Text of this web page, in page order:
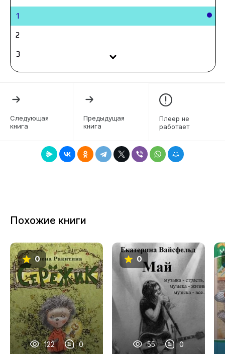
1
2
3
4
7
12
13
14
15
16
17
18
Следующая
книга
Предыдущая
книга
Плеер не
работает
Похожие книги
0
122 0
0
55 0